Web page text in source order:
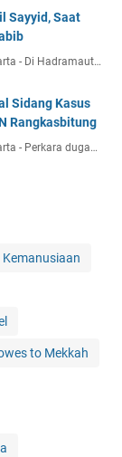
Sayyid, Saat
- Di Hadramaut…
Sidang Kasus
Rangkasbitung
- Perkara duga…
Kemanusiaan
to Mekkah